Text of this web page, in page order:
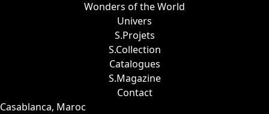
Wonders of the World
Univers
S.Projets
S.Collection
Catalogues
S.Magazine
Contact
Casablanca, Maroc